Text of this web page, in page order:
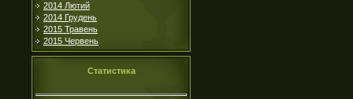
2014 Лютий
2014 Грудень
2015 Травень
2015 Червень
Статистика